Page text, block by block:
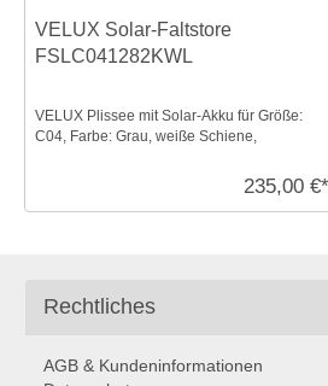
VELUX Solar-Faltstore
FSLC041282KWL
VELUX Plissee mit Solar-Akku für Größe:
C04, Farbe: Grau, weiße Schiene,
235,00 €*
Rechtliches
AGB & Kundeninformationen